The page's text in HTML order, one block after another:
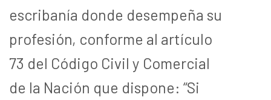
escribanía donde desempeña su
profesión, conforme al artículo
73 del Código Civil y Comercial
de la Nación que dispone: “Si